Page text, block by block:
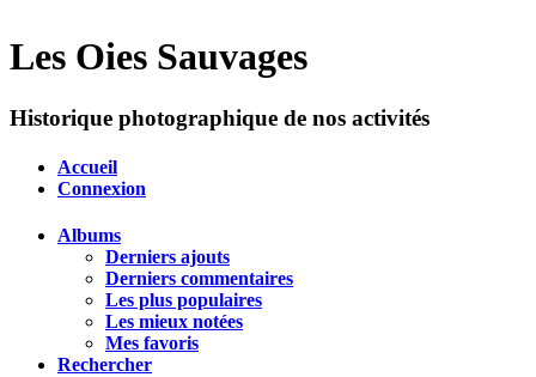
Les Oies Sauvages
Historique photographique de nos activités
Accueil
Connexion
Albums
Derniers ajouts
Derniers commentaires
Les plus populaires
Les mieux notées
Mes favoris
Rechercher